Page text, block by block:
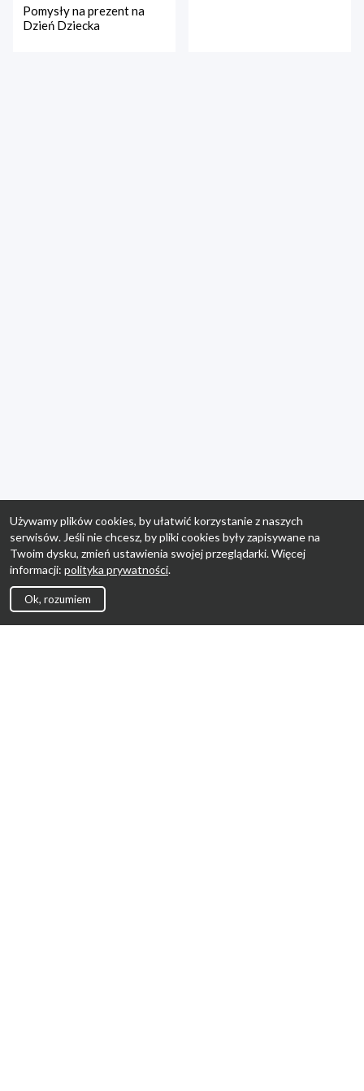
Pomysły na prezent na
Dzień Dziecka
Używamy plików cookies, by ułatwić korzystanie z naszych
serwisów. Jeśli nie chcesz, by pliki cookies były zapisywane na
Twoim dysku, zmień ustawienia swojej przeglądarki. Więcej
informacji: polityka prywatności.
Ok, rozumiem